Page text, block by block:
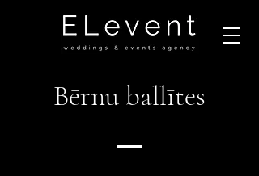
Bērnu ballītes